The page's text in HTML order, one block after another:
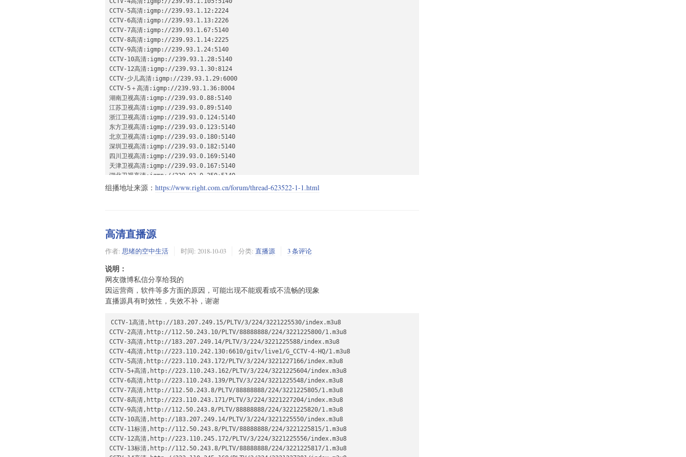
CCTV-5高清:igmp://239.93.1.12:2224
CCTV-6高清:igmp://239.93.1.13:2226
CCTV-7高清:igmp://239.93.1.67:5140
CCTV-8高清:igmp://239.93.1.14:2225
CCTV-9高清:igmp://239.93.1.24:5140
CCTV-10高清:igmp://239.93.1.28:5140
CCTV-12高清:igmp://239.93.1.30:8124
CCTV-少儿高清:igmp://239.93.1.29:6000
CCTV-5＋高清:igmp://239.93.1.36:8004
湖南卫视高清:igmp://239.93.0.88:5140
江苏卫视高清:igmp://239.93.0.89:5140
浙江卫视高清:igmp://239.93.0.124:5140
东方卫视高清:igmp://239.93.0.123:5140
北京卫视高清:igmp://239.93.0.180:5140
深圳卫视高清:igmp://239.93.0.182:5140
四川卫视高清:igmp://239.93.0.169:5140
天津卫视高清:igmp://239.93.0.167:5140
湖北卫视高清:igmp://239.93.0.250:5140
广东卫视高清:igmp://239.93.0.181:5140
东南卫视高清 :igmp://239.93.0.42:5140
贵州卫视高清:igmp://239.93.0.131:5140
CDTV-5高清:igmp://239.93.1.231:5140
CCTV-1杜比高清:igmp://239.93.0.69:5140
SCTV-4高清:igmp://239.93.0.47:5140
SCTV-2高清:igmp://239.93.1.101:5140
SCTV-5高清:igmp://239.93.0.166:5140
SCTV-7高清:igmp://239.93.0.219:5140
峨眉电影高清:igmp://239.93.1.54:5140
SCTV-9高清:igmp://239.93.0.52:5140
熊猫新闻高清:igmp://239.93.1.112:5140
熊猫体娱高清:igmp://239.93.0.94:5140
熊猫少儿高清:igmp://239.93.1.189:5140
熊猫爱生活高清:igmp://239.93.1.190:5140
熊猫直播间高清:igmp://239.93.0.126:5140
北京纪实高清:igmp://239.93.0.152:5140
上海纪实高清:igmp://239.93.1.137:5140
金鹰纪实高清:igmp://239.93.0.130:5140
中国交通·四川:igmp://239.93.0.142:5140
CETV-1高清:igmp://239.93.1.111:5140
组播地址来源： https://www.right.com.cn/forum/thread-623522-1-1.html
高清直播源
作者: 思绪的空中生活 时间: 2018-10-03 分类: 直播源 3 条评论
说明：
网友微博私信分享给我的
因运营商，软件等多方面的原因，可能出现不能观看或不流畅的现象
直播源具有时效性，失效不补，谢谢
CCTV-1高清,http://183.207.249.15/PLTV/3/224/3221225530/index.m3u8
CCTV-2高清,http://112.50.243.10/PLTV/88888888/224/3221225800/1.m3u8
CCTV-3高清,http://183.207.249.14/PLTV/3/224/3221225588/index.m3u8
CCTV-4高清,http://223.110.242.130:6610/gitv/live1/G_CCTV-4-HQ/1.m3u8
CCTV-5高清,http://223.110.243.172/PLTV/3/224/3221227166/index.m3u8
CCTV-5+高清,http://223.110.243.162/PLTV/3/224/3221225604/index.m3u8
CCTV-6高清,http://223.110.243.139/PLTV/3/224/3221225548/index.m3u8
CCTV-7高清,http://112.50.243.8/PLTV/88888888/224/3221225805/1.m3u8
CCTV-8高清,http://223.110.243.171/PLTV/3/224/3221227204/index.m3u8
CCTV-9高清,http://112.50.243.8/PLTV/88888888/224/3221225820/1.m3u8
CCTV-10高清,http://183.207.249.14/PLTV/3/224/3221225550/index.m3u8
CCTV-11标清,http://112.50.243.8/PLTV/88888888/224/3221225815/1.m3u8
CCTV-12高清,http://223.110.245.172/PLTV/3/224/3221225556/index.m3u8
CCTV-13标清,http://112.50.243.8/PLTV/88888888/224/3221225817/1.m3u8